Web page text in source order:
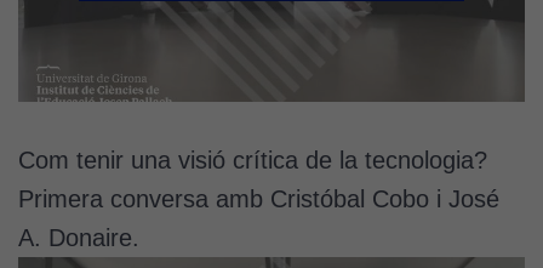
Com tenir una visió crítica de la tecnologia?
Primera conversa amb Cristóbal Cobo i José
A. Donaire.
són
opcionals.
necessàries